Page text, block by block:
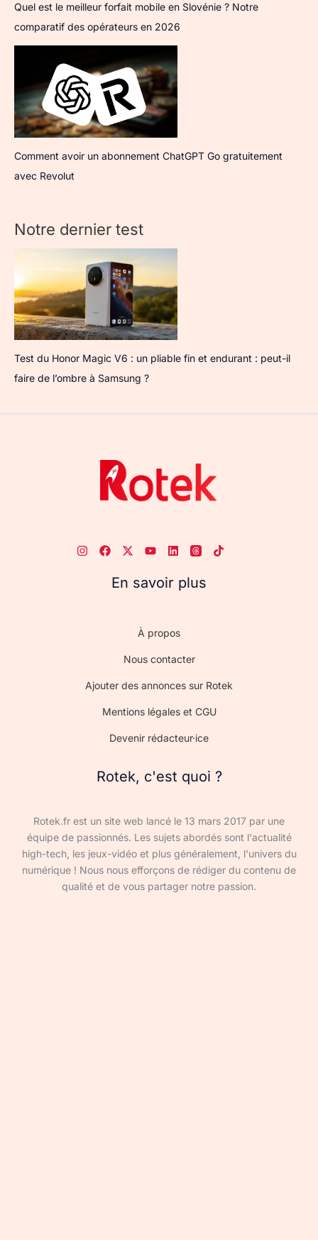
Quel est le meilleur forfait mobile en Slovénie ? Notre
comparatif des opérateurs en 2026
Comment avoir un abonnement ChatGPT Go gratuitement
avec Revolut
Notre dernier test
Test du Honor Magic V6 : un pliable fin et endurant : peut-il
faire de l’ombre à Samsung ?
En savoir plus
À propos
Nous contacter
Ajouter des annonces sur Rotek
Mentions légales et CGU
Devenir rédacteur·ice
Rotek, c'est quoi ?
Rotek.fr est un site web lancé le 13 mars 2017 par une
équipe de passionnés. Les sujets abordés sont l'actualité
high-tech, les jeux-vidéo et plus généralement, l'univers du
numérique ! Nous nous efforçons de rédiger du contenu de
qualité et de vous partager notre passion.